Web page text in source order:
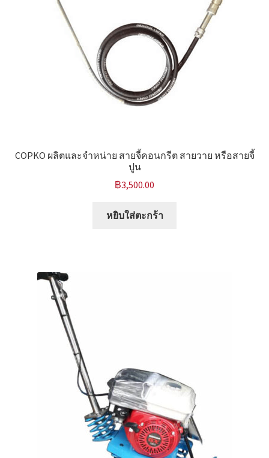
COPKO ผลิตและจำหน่าย สายจี้คอนกรีต สายวาย หรือสายจี้
ปูน
฿3,500.00
หยิบใส่ตะกร้า